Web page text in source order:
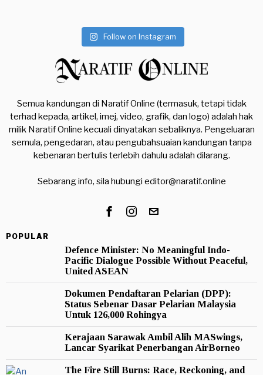
Follow on Instagram
Semua kandungan di Naratif Online (termasuk, tetapi tidak
terhad kepada, artikel, imej, video, grafik, dan logo) adalah hak
milik Naratif Online kecuali dinyatakan sebaliknya. Pengeluaran
semula, pengedaran, atau pengubahsuaian kandungan tanpa
kebenaran bertulis terlebih dahulu adalah dilarang.
Sebarang info, sila hubungi editor@naratif.online
POPULAR
Defence Minister: No Meaningful Indo-
Pacific Dialogue Possible Without Peaceful,
United ASEAN
Dokumen Pendaftaran Pelarian (DPP):
Status Sebenar Dasar Pelarian Malaysia
Untuk 126,000 Rohingya
Kerajaan Sarawak Ambil Alih MASwings,
Lancar Syarikat Penerbangan AirBorneo
The Fire Still Burns: Race, Reckoning, and